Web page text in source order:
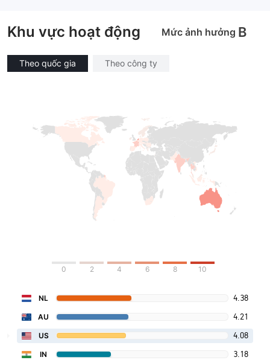
Khu vực hoạt động Mức ảnh hưởng B
Theo quốc gia Theo công ty
0 2 4 6 8 10
NL 4.38
AU 4.21
US 4.08
IN 3.18